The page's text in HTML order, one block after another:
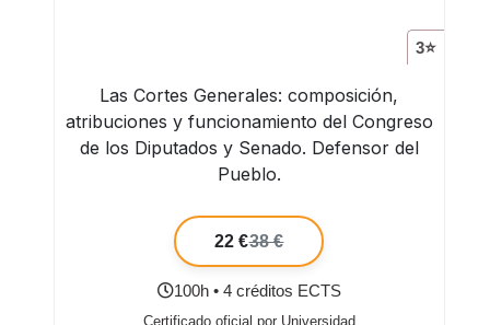
3⭐
Las Cortes Generales: composición,
atribuciones y funcionamiento del Congreso
de los Diputados y Senado. Defensor del
Pueblo.
22 €38 €
100h • 4 créditos ECTS
Certificado oficial por Universidad